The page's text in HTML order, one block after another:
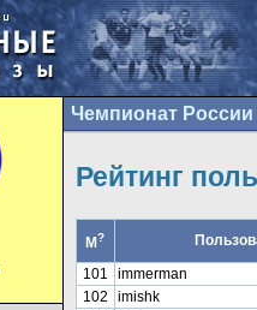
Чемпионат России
Рейтинг
М?
101
immerman
102
imishk